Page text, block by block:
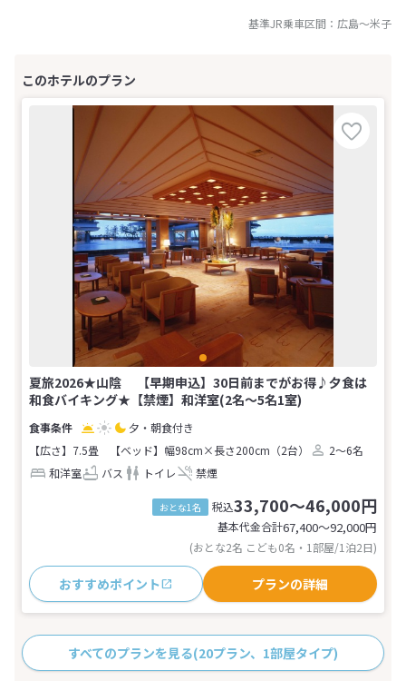
基準JR乗車区間： 広島～米子
夏旅2026★山陰 【早期申込】30日前までがお得♪夕食は
和食バイキング★【禁煙】和洋室(2名～5名1室)
夕・朝食付き
【広さ】7.5畳
【ベッド】幅98cm×長さ200cm（2台）
2～6名
和洋室
バス トイレ 禁煙
おとな1名 税込33,700～46,000円
基本代金合計67,400〜92,000円
(おとな2名 こども0名・1部屋/1泊2日)
おすすめポイント プランの詳細
すべてのプランを見る(20プラン、1部屋タイプ)